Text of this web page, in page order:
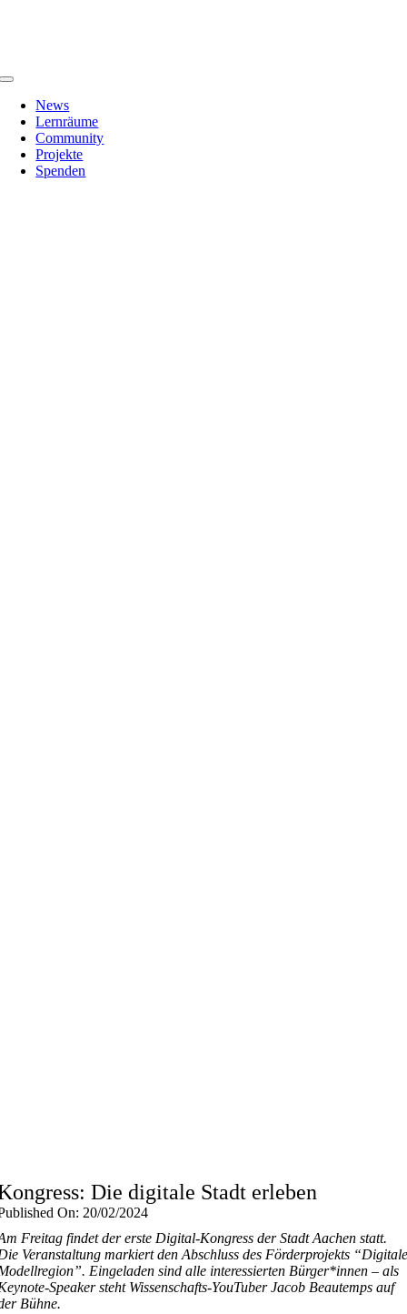
Toggle
Navigation
News
Lernräume
Community
Projekte
Spenden
Die digitale Stadt erleben
On: 20/02/2024
Freitag findet der erste Digital-Kongress der Stadt Aachen statt.
Veranstaltung markiert den Abschluss des Förderprojekts
Eingeladen sind alle interessierten Bürger*innen – als
Speaker steht Wissenschafts-YouTuber Jacob Beautemps auf
Bühne.